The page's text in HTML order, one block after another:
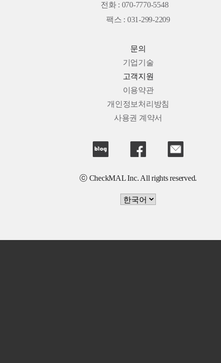
전화 : 070-7770-5548
팩스 : 031-299-2209
문의
기업기술
고객지원
이용약관
개인정보처리방침
사용권 계약서
ⓒ CheckMAL Inc. All rights reserved.